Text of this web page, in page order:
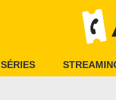
SÉRIES